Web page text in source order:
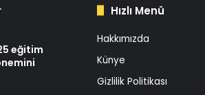
eğitim
Hızlı Menü
Hakkımızda
Künye
Gizlilik Politikası